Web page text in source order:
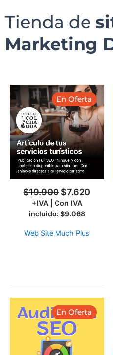
Tienda de
Marketing
En Oferta
$19.900
El
precio
original
era:
$19.900.
$7.620
El
precio
actual
es:
+IVA | Con IVA
incluido: $9.068
Web Site Much Plus
En Oferta
precio
original
era:
$790.000.
precio
actual
es:
$700.000.